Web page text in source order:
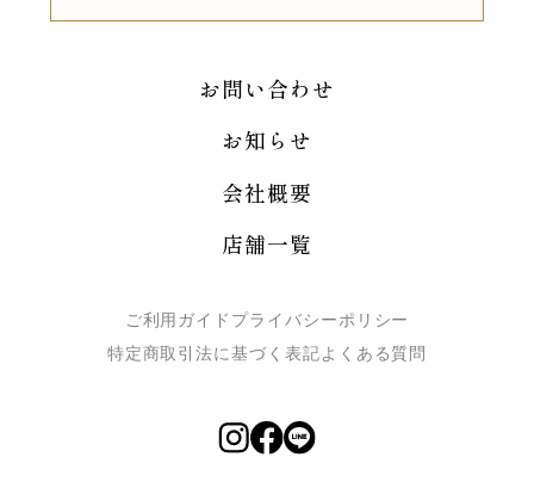
お問い合わせ
お知らせ
会社概要
店舗一覧
ご利用ガイド プライバシーポリシー
特定商取引法に基づく表記よくある質問